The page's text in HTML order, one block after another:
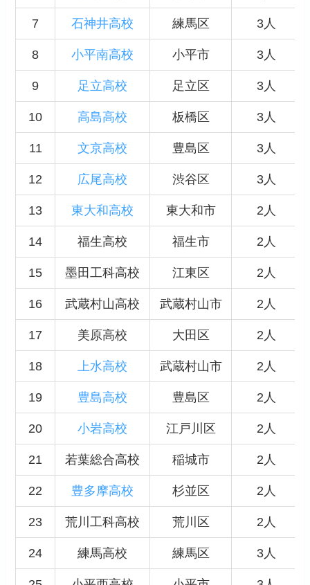
7 石神井高校 練馬区 3人
8 小平南高校 小平市 3人
9 足立高校 足立区 3人
10 高島高校 板橋区 3人
11 文京高校 豊島区 3人
12 広尾高校 渋谷区 3人
13 東大和高校 東大和市 2人
14 福生高校 福生市 2人
15 墨田工科高校 江東区 2人
16 武蔵村山高校 武蔵村山市 2人
17 美原高校 大田区 2人
18 上水高校 武蔵村山市 2人
19 豊島高校 豊島区 2人
20 小岩高校 江戸川区 2人
21 若葉総合高校 稲城市 2人
22 豊多摩高校 杉並区 2人
23 荒川工科高校 荒川区 2人
24 練馬高校 練馬区 3人